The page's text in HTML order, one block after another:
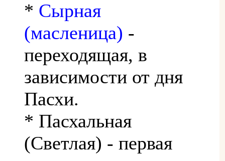
* Сырная
(масленица) -
переходящая, в
зависимости от дня
Пасхи.
* Пасхальная
(Светлая) - первая